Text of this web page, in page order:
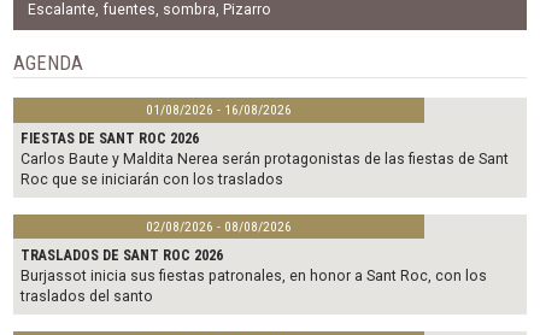
o
o
e
r
Escalante,fuentes, sombra, Pizarro
AGENDA
01/08/2026 - 16/08/2026
FIESTAS DE SANT ROC 2026
Carlos Baute y Maldita Nerea serán protagonistas de las fiestas de Sant
Roc que se iniciarán con los traslados
02/08/2026 - 08/08/2026
TRASLADOS DE SANT ROC 2026
Burjassot inicia sus fiestas patronales, en honor a Sant Roc, con los
traslados del santo